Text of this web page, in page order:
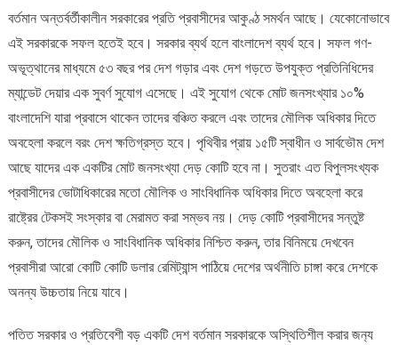
বর্তমান অন্তর্বর্তীকালীন সরকারের প্রতি প্রবাসীদের আকুণ্ঠ সমর্থন আছে। যেকোনোভাবে
এই সরকারকে সফল হতেই হবে। সরকার ব্যর্থ হলে বাংলাদেশ ব্যর্থ হবে। সফল গণ-
অভূত্থানের মাধ্যমে ৫৩ বছর পর দেশ গড়ার এবং দেশ গড়তে উপযুক্ত প্রতিনিধিদের
ম্যান্ডেট দেয়ার এক সুবর্ণ সুযোগ এসেছে। এই সুযোগ থেকে মোট জনসংখ্যার ১০%
বাংলাদেশি যারা প্রবাসে থাকেন তাদের বঞ্চিত করলে এবং তাদের মৌলিক অধিকার দিতে
অবহেলা করলে বরং দেশ ক্ষতিগ্রস্ত হবে। পৃথিবীর প্রায় ১৫টি স্বাধীন ও সার্বভৌম দেশ
আছে যাদের এক একটির মোট জনসংখ্যা দেড় কোটি হবে না। সুতরাং এত বিপুলসংখ্যক
প্রবাসীদের ভোটাধিকারের মতো মৌলিক ও সাংবিধানিক অধিকার দিতে অবহেলা করে
রাষ্ট্রের টেকসই সংস্কার বা মেরামত করা সম্ভব নয়। দেড় কোটি প্রবাসীদের সন্তুষ্ট
করুন, তাদের মৌলিক ও সাংবিধানিক অধিকার নিশ্চিত করুন, তার বিনিময়ে দেখবেন
প্রবাসীরা আরো কোটি কোটি ডলার রেমিট্যান্স পাঠিয়ে দেশের অর্থনীতি চাঙ্গা করে দেশকে
অনন্য উচ্চতায় নিয়ে যাবে।
পতিত সরকার ও প্রতিবেশী বড় একটি দেশ বর্তমান সরকারকে অস্থিতিশীল করার জন‍্য